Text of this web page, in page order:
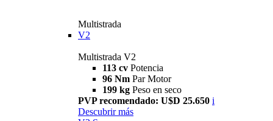
Multistrada
V2
Multistrada V2
113 cv Potencia
96 Nm Par Motor
199 kg Peso en seco
PVP recomendado: U$D 25.650 i
Descubrir más